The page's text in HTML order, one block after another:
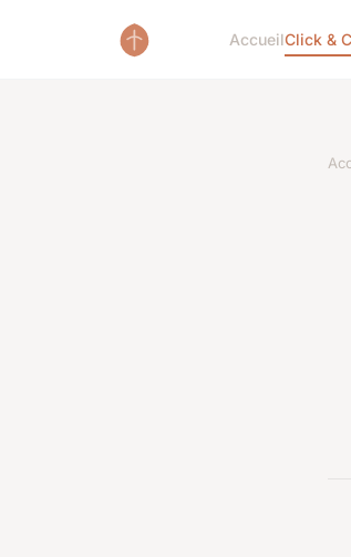
AccueilClick &